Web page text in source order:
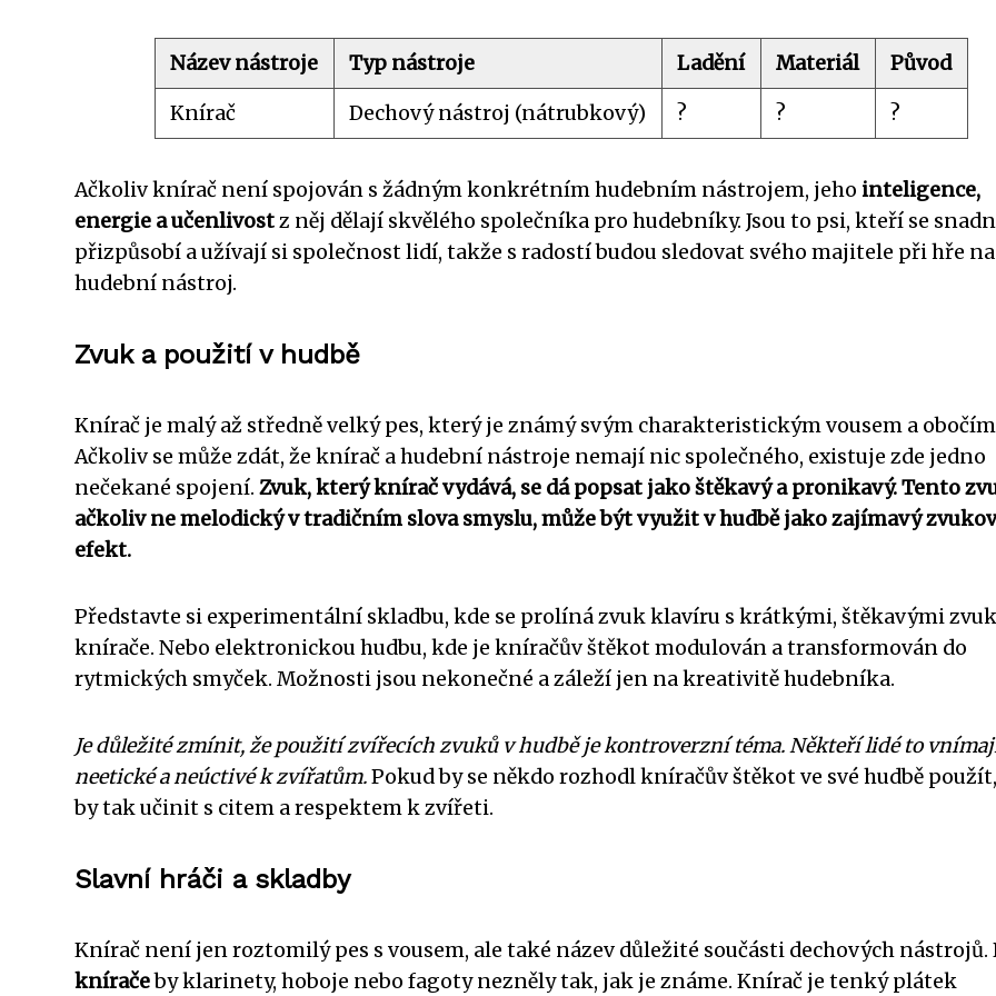
Název nástroje Typ nástroje Ladění Materiál Původ
Knírač Dechový nástroj (nátrubkový) ? ? ?
Ačkoliv knírač není spojován s žádným konkrétním hudebním nástrojem, jeho inteligence,
energie a učenlivostz něj dělají skvělého společníka pro hudebníky. Jsou to psi, kteří se
přizpůsobí a užívají si společnost lidí, takže s radostí budou sledovat svého majitele při hře na
hudební nástroj.
Zvuk a použití v hudbě
Knírač je malý až středně velký pes, který je známý svým charakteristickým vousem a
Ačkoliv se může zdát, že knírač a hudební nástroje nemají nic společného, existuje zde jedno
nečekané spojení. Zvuk, který knírač vydává, se dá popsat jako štěkavý a pronikavý. Tento
ačkoliv ne melodický v tradičním slova smyslu, může být využit v hudbě jako zajímavý
efekt.
Představte si experimentální skladbu, kde se prolíná zvuk klavíru s krátkými, štěkavými
knírače. Nebo elektronickou hudbu, kde je kníračův štěkot modulován a transformován do
rytmických smyček. Možnosti jsou nekonečné a záleží jen na kreativitě hudebníka.
Je důležité zmínit, že použití zvířecích zvuků v hudbě je kontroverzní téma. Někteří lidé to
neetické a neúctivé k zvířatům.Pokud by se někdo rozhodl kníračův štěkot ve své hudbě
by tak učinit s citem a respektem k zvířeti.
Slavní hráči a skladby
Knírač není jen roztomilý pes s vousem, ale také název důležité součásti dechových nástrojů.
kníračeby klarinety, hoboje nebo fagoty nezněly tak, jak je známe. Knírač je tenký plátek